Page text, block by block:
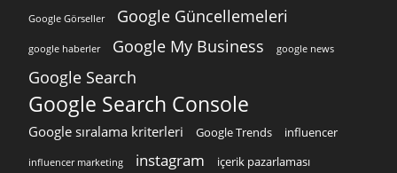
Google Görseller Google Güncellemeleri
google haberler Google My Business google news
Google Search
Google Search Console
Google sıralama kriterleri Google Trends influencer
influencer marketing instagram içerik pazarlaması